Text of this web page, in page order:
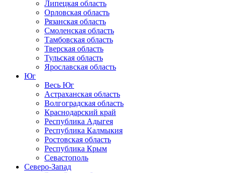
Липецкая область
Орловская область
Рязанская область
Смоленская область
Тамбовская область
Тверская область
Тульская область
Ярославская область
Юг
Весь Юг
Астраханская область
Волгоградская область
Краснодарский край
Республика Адыгея
Республика Калмыкия
Ростовская область
Республика Крым
Севастополь
Северо-Запад